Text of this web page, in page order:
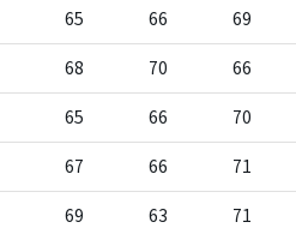
65 66 69
68 70 66
65 66 70
67 66 71
69 63 71